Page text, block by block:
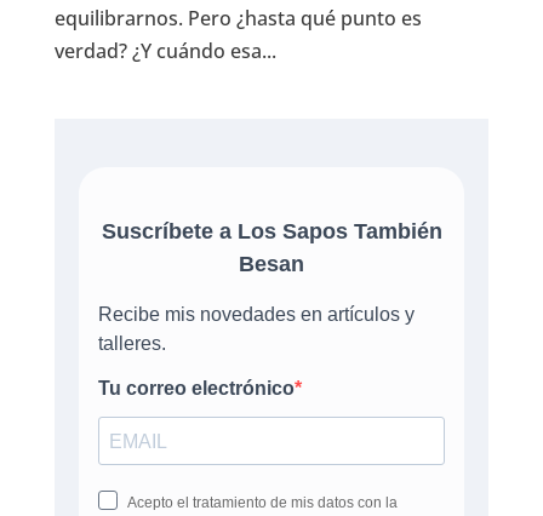
equilibrarnos. Pero ¿hasta qué punto es
verdad? ¿Y cuándo esa...